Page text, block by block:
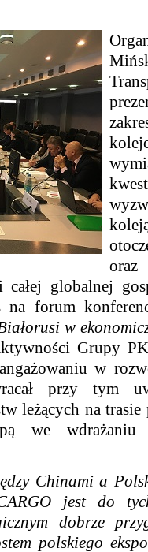
oraz
globalnej
na forum
w
Grupy
w
przy tym
leżących na
we wdrażaniu
Chinami a
jest do
dobrze
polskiego